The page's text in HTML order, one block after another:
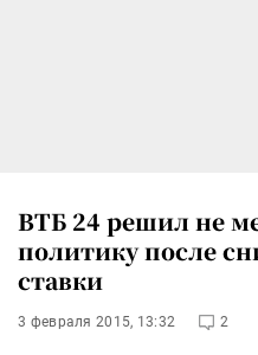
ВТБ 24 решил не
политику после
ставки
3 февраля 2015, 13:32 2